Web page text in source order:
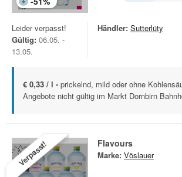
Leider verpasst!
Gültig: 06.05. -
13.05.
Händler: Sutterlüty
€ 0,33 / l - prickelnd, mild oder ohne
Angebote nicht gültig im Markt Dornbirn
Verpasst! Flavours
Marke: Vöslauer